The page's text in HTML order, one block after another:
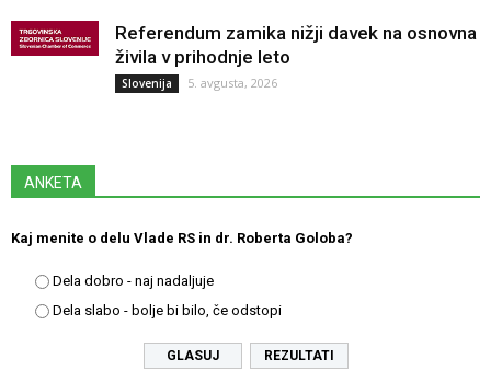
Referendum zamika nižji davek na osnovna
živila v prihodnje leto
Slovenija 5. avgusta, 2026
ANKETA
Kaj menite o delu Vlade RS in dr. Roberta Goloba?
Dela dobro - naj nadaljuje
Dela slabo - bolje bi bilo, če odstopi
REZULTATI